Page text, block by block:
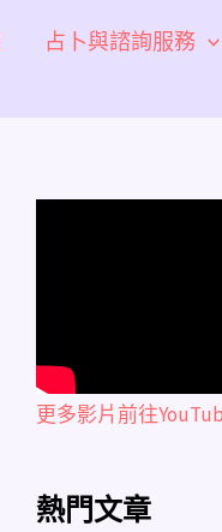
占卜與諮詢服務
更多影片前往
熱門文章